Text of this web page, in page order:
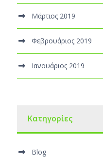
Μάρτιος 2019
Φεβρουάριος 2019
Ιανουάριος 2019
Kατηγορίες
Blog